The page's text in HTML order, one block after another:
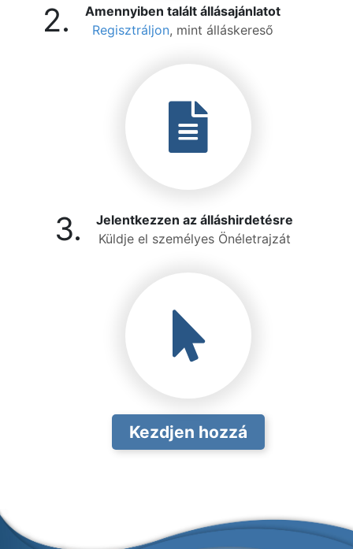
2.
Amennyiben talált állásajánlatot
Regisztráljon, mint álláskereső
3.
Jelentkezzen az álláshirdetésre
Küldje el személyes Önéletrajzát
Kezdjen hozzá